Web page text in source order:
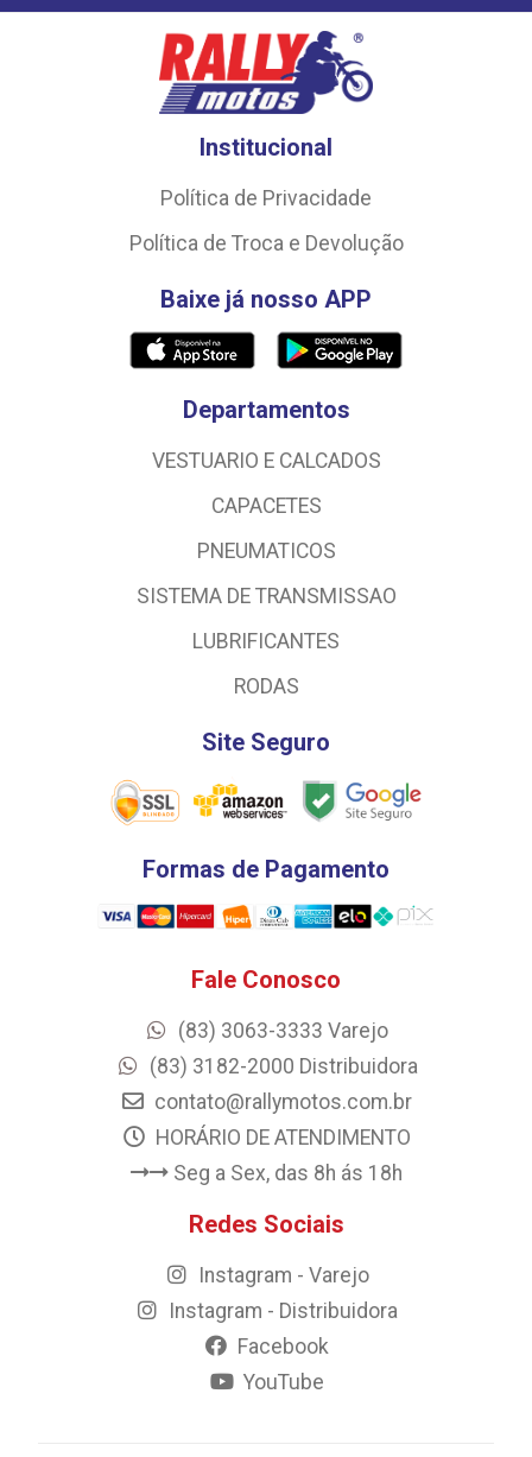
Institucional
Política de Privacidade
Política de Troca e Devolução
Baixe já nosso APP
Departamentos
VESTUARIO E CALCADOS
CAPACETES
PNEUMATICOS
SISTEMA DE TRANSMISSAO
LUBRIFICANTES
RODAS
Site Seguro
Formas de Pagamento
Fale Conosco
(83) 3063-3333 Varejo
(83) 3182-2000 Distribuidora
contato@rallymotos.com.br
HORÁRIO DE ATENDIMENTO
Seg a Sex, das 8h ás 18h
Redes Sociais
Instagram - Varejo
Instagram - Distribuidora
Facebook
YouTube